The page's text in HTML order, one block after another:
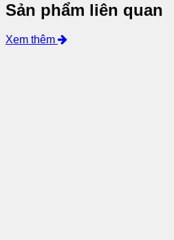
Sản phẩm liên quan
Xem thêm